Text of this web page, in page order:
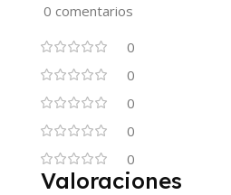
0 comentarios
0
0
0
0
0
Valoraciones